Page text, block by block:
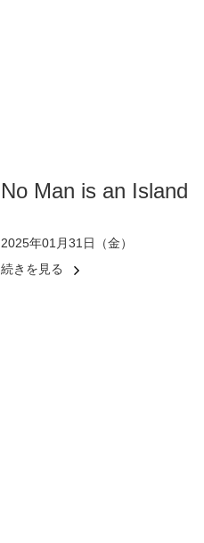
No Man is an Island
2025年01月31日（金）
続きを見る